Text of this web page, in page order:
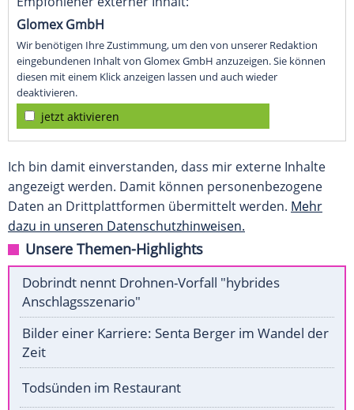
Glomex GmbH
Wir benötigen Ihre Zustimmung, um den von unserer Redaktion
eingebundenen Inhalt von Glomex GmbH anzuzeigen. Sie können
diesen mit einem Klick anzeigen lassen und auch wieder
deaktivieren.
jetzt aktivieren
Ich bin damit einverstanden, dass mir externe Inhalte
angezeigt werden. Damit können personenbezogene
Daten an Drittplattformen übermittelt werden. Mehr
dazu in unseren Datenschutzhinweisen.
Unsere Themen-Highlights
Dobrindt nennt Drohnen-Vorfall "hybrides
Anschlagsszenario"
Bilder einer Karriere: Senta Berger im Wandel der
Zeit
Todsünden im Restaurant